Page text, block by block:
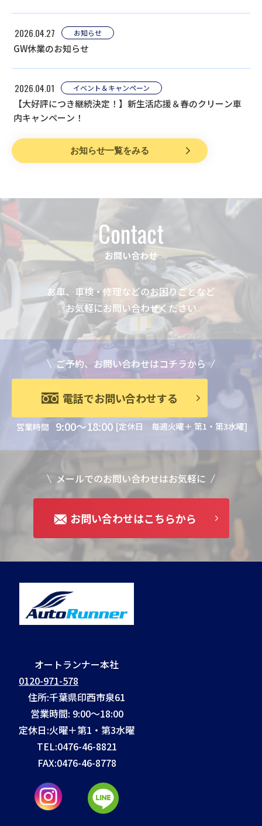
2026.04.27 お知らせ
GW休業のお知らせ
2026.04.01 イベント＆キャンペーン
【大好評につき継続決定！】新生活応援＆春のクリーン車
内キャンペーン！
お知らせ一覧をみる
Contact
お問い合わせ
お車、車検・修理などのお困りごとなど
お気軽にお問い合わせください
ご予約、お問い合わせはコチラから
電話でお問い合わせする
営業時間 9:00～18:00 [定休日 毎週火曜＋ 第1・第3水曜]
メールでのお問い合わせはお気軽に
お問い合わせはこちらから
オートランナー本社
0120-971-578
住所:千葉県印西市泉61
営業時間: 9:00～18:00
定休日:火曜＋第1・第3水曜
TEL:0476-46-8821
FAX:0476-46-8778